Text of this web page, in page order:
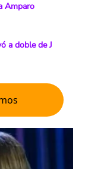
Amparo
a doble de J